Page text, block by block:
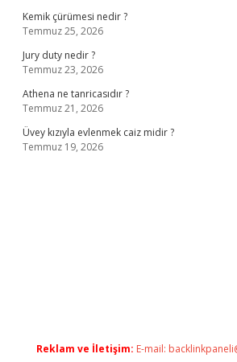
Kemik çürümesi nedir ?
Temmuz 25, 2026
Jury duty nedir ?
Temmuz 23, 2026
Athena ne tanricasıdır ?
Temmuz 21, 2026
Üvey kızıyla evlenmek caiz midir ?
Temmuz 19, 2026
Reklam ve İletişim: E-mail: